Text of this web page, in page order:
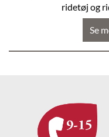
ridetøj og
Se